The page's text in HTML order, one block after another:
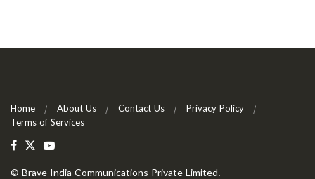
Home About Us Contact Us
Privacy Policy
Terms of Services
© Brave India Communications Private Limited.